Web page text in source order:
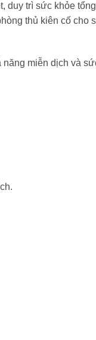
duy trì sức khỏe
thủ kiên cố
miễn dịch và